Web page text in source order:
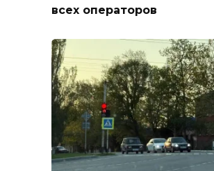
всех операторов